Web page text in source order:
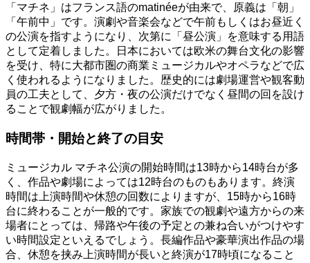
「マチネ」はフランス語のmatinéeが由来で、原義は「朝」
「午前中」です。演劇や音楽会などで午前もしくはお昼近く
の公演を指すようになり、次第に「昼公演」を意味する用語
として定着しました。日本においては欧米の舞台文化の影響
を受け、特に大都市圏の商業ミュージカルやオペラなどで広
く使われるようになりました。歴史的には劇場運営や観客動
員の工夫として、夕方・夜の公演だけでなく昼間の回を設け
ることで観劇幅が広がりました。
時間帯・開始と終了の目安
ミュージカル マチネ公演の開始時間は13時から14時台が多
く、作品や劇場によっては12時台のものもあります。終演
時間は上演時間や休憩の回数によりますが、15時から16時
台に終わることが一般的です。家族での観劇や遠方からの来
場者にとっては、帰路や午後の予定との兼ね合いがつけやす
い時間設定といえるでしょう。長編作品や豪華演出作品の場
合、休憩を挟み上演時間が長いと終演が17時頃になること